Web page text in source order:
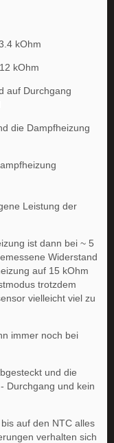
kOhm
kOhm
auf Durchgang
die Dampfheizung
Leistung der
ist dann bei ~ 5
Widerstand
auf 15 kOhm
trotzdem
vielleicht viel zu
immer noch bei
und die
Durchgang und kein
auf den NTC alles
verhalten sich